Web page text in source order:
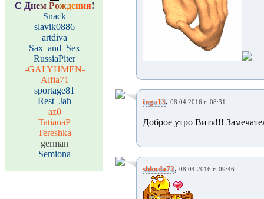
С Днем Рождения!
Snack
slavik0886
artdiva
Sax_and_Sex
RussiaPiter
-GALYHMEN-
Alfia71
sportage81
Rest_Jah
az0
TatianaP
Tereshka
german
Semiona
inga13, 08.04.2016 г. 08:31
Доброе утро Витя!!!
shkoda72, 08.04.2016 г. 09:46